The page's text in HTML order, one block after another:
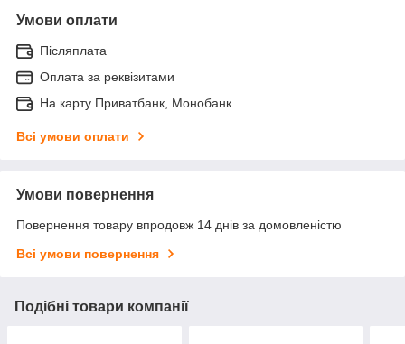
Умови оплати
Післяплата
Оплата за реквізитами
На карту Приватбанк, Монобанк
Всі умови оплати
Умови повернення
Повернення товару впродовж 14 днів за домовленістю
Всі умови повернення
Подібні товари компанії